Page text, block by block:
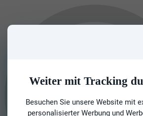
Weiter mit Tracking
Besuchen Sie unsere Website mit
personalisierter Werbung und